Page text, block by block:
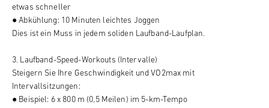
etwas schneller
● Abkühlung: 10 Minuten leichtes Joggen
Dies ist ein Muss in jedem soliden Laufband-Laufplan.
3. Laufband-Speed-Workouts (Intervalle)
Steigern Sie Ihre Geschwindigkeit und VO2max mit
Intervallsitzungen:
● Beispiel: 6 x 800 m (0,5 Meilen) im 5-km-Tempo